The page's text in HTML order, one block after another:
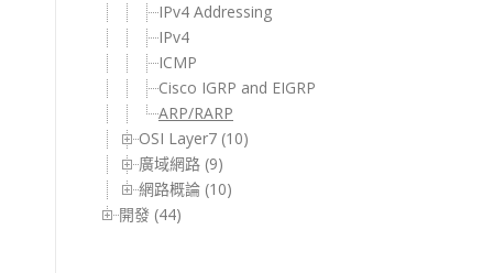
IPv4 Addressing
IPv4
ICMP
Cisco IGRP and EIGRP
ARP/RARP
OSI Layer7 (10)
廣域網路 (9)
網路概論 (10)
開發 (44)